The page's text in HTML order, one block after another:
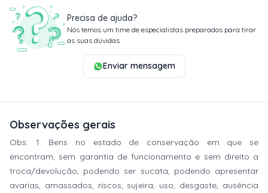
Precisa de ajuda?
Nós temos um time de especialistas preparados para tirar
as suas dúvidas.
Enviar mensagem
Observações gerais
Obs: 1: Bens no estado de conservação em que se
encontram, sem garantia de funcionamento e sem direito a
troca/devolução, podendo ser sucata, podendo apresentar
avarias, amassados, riscos, sujeira, uso, desgaste, ausência